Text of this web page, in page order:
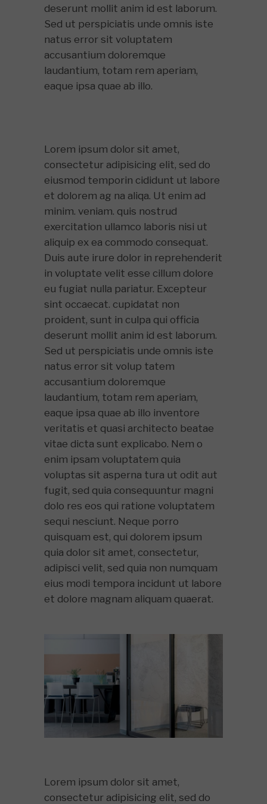
deserunt mollit anim id est laborum.
Sed ut perspiciatis unde omnis iste
natus error sit voluptatem
accusantium doloremque
laudantium, totam rem aperiam,
eaque ipsa quae ab illo.
Lorem ipsum dolor sit amet,
consectetur adipisicing elit, sed do
eiusmod temporin cididunt ut labore
et dolorem ag na aliqa. Ut enim ad
minim. veniam. quis nostrud
exercitation ullamco laboris nisi ut
aliquip ex ea commodo consequat.
Duis aute irure dolor in reprehenderit
in voluptate velit esse cillum dolore
eu fugiat nulla pariatur. Excepteur
sint occaecat. cupidatat non
proident, sunt in culpa qui officia
deserunt mollit anim id est laborum.
Sed ut perspiciatis unde omnis iste
natus error sit volup tatem
accusantium doloremque
laudantium, totam rem aperiam,
eaque ipsa quae ab illo inventore
veritatis et quasi architecto beatae
vitae dicta sunt explicabo. Nem o
enim ipsam voluptatem quia
voluptas sit asperna tura ut odit aut
fugit, sed quia consequuntur magni
dolo res eos qui ratione voluptatem
sequi nesciunt. Neque porro
quisquam est, qui dolorem ipsum
quia dolor sit amet, consectetur,
adipisci velit, sed quia non numquam
eius modi tempora incidunt ut labore
et dolore magnam aliquam quaerat.
Lorem ipsum dolor sit amet,
consectetur adipisicing elit, sed do